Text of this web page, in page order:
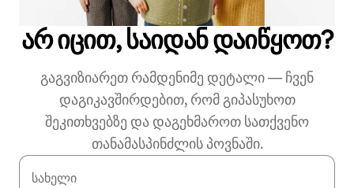
არ იცით, საიდან დაიწყოთ?
გაგვიზიარეთ რამდენიმე დეტალი — ჩვენ
დაგიკავშირდებით, რომ გიპასუხოთ
შეკითხვებზე და დაგეხმაროთ სათქვენო
თანამასპინძლის პოვნაში.
სახელი